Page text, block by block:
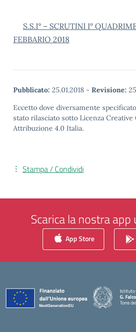
S.S.I° – SCRUTINI I°
FEBBARIO 2018
Pubblicato: 25.01.2018 - Revisione:
Eccetto dove diversamente
stato rilasciato sotto Licenza Creative
Attribuzione 4.0 Italia.
Stampa / Condividi
Scarica la nostra app
App Store
Istituto
G.
Torre